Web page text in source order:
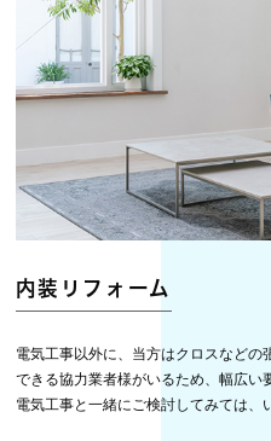
内装リフォーム
電気工事以外に、当方はクロスなど
できる協力業者様がいるため、幅広い
電気工事と一緒にご検討してみては、